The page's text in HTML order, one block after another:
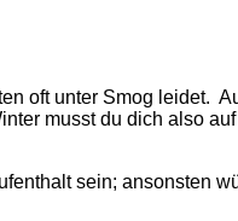
oft unter Smog leidet.
musst du dich also auf
sein; ansonsten